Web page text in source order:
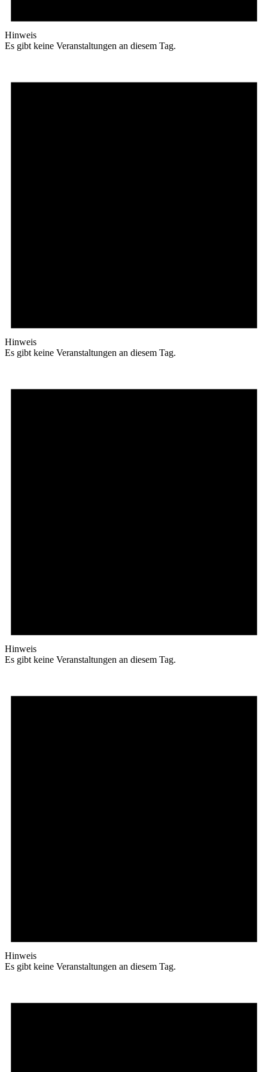
Hinweis
Es gibt keine Veranstaltungen an diesem Tag.
Hinweis
Es gibt keine Veranstaltungen an diesem Tag.
Hinweis
Es gibt keine Veranstaltungen an diesem Tag.
Hinweis
Es gibt keine Veranstaltungen an diesem Tag.